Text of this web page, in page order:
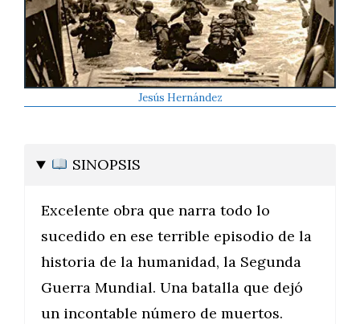
Jesús Hernández
SINOPSIS
Excelente obra que narra todo lo
sucedido en ese terrible episodio de la
historia de la humanidad, la Segunda
Guerra Mundial. Una batalla que dejó
un incontable número de muertos.